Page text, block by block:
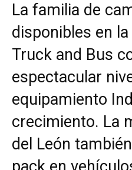
La familia de
disponibles en
Truck and Bus
espectacular
equipamiento
crecimiento. La
del León